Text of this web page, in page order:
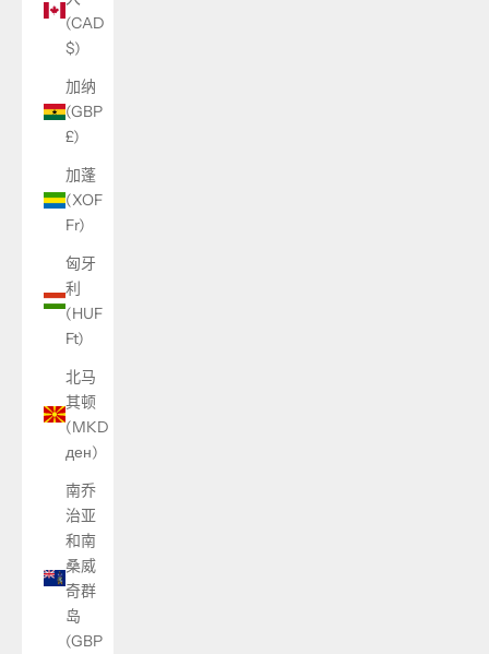
(CAD
$)
加纳
(GBP
£)
加蓬
(XOF
Fr)
匈牙
利
(HUF
Ft)
北马
其顿
(MKD
ден)
南乔
治亚
和南
桑威
奇群
岛
(GBP